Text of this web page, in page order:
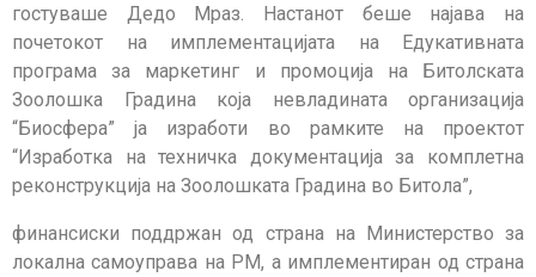
гостуваше Дедо Мраз. Настанот беше најава на
почетокот на имплементацијата на Едукативната
програма за маркетинг и промоција на Битолската
Зоолошка Градина која невладината организација
“Биосфера” ја изработи во рамките на проектот
“Изработка на техничка документација за комплетна
реконструкција на Зоолошката Градина во Битола”,
финансиски поддржан од страна на Министерство за
локална самоуправа на РМ, а имплементиран од страна